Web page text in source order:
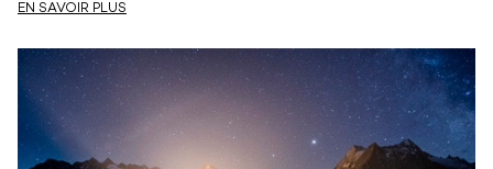
EN SAVOIR PLUS